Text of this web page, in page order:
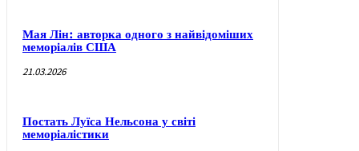
Мая Лін: авторка одного з найвідоміших
меморіалів США
21.03.2026
Постать Луїса Нельсона у світі
меморіалістики